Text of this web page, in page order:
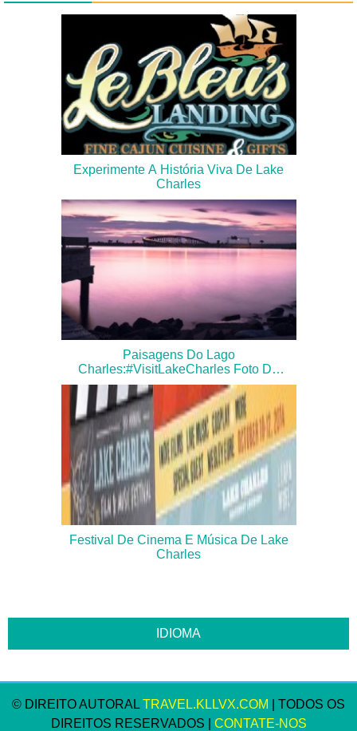
Experimente A História Viva De Lake
Charles
Paisagens Do Lago
Charles:#VisitLakeCharles Foto Do
Mês
Festival De Cinema E Música De Lake
Charles
© DIREITO AUTORAL TRAVEL.KLLVX.COM
| TODOS OS
DIREITOS RESERVADOS | CONTATE-NOS